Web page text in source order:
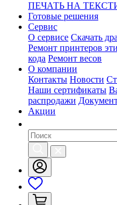
ПЕЧАТЬ НА
Готовые решения
Сервис
О сервисе Скачать
Ремонт принтеров
кода Ремонт весов
О компании
Контакты Новости
Наши сертификаты
распродажи
Акции